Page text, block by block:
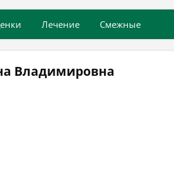
Лечение Смежные
Владимировна